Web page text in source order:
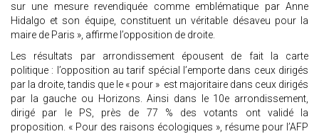
sur une mesure revendiquée comme emblématique par Anne
Hidalgo et son équipe, constituent un véritable désaveu pour la
maire de Paris », affirme l’opposition de droite.
Les résultats par arrondissement épousent de fait la carte
politique : l’opposition au tarif spécial l’emporte dans ceux dirigés
par la droite, tandis que le « pour » est majoritaire dans ceux dirigés
par la gauche ou Horizons. Ainsi dans le 10e arrondissement,
dirigé par le PS, près de 77 % des votants ont validé la
proposition. « Pour des raisons écologiques », résume pour l’AFP